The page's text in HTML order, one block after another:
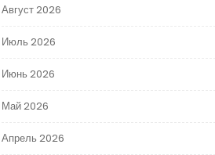
Август 2026
Июль 2026
Июнь 2026
Май 2026
Апрель 2026